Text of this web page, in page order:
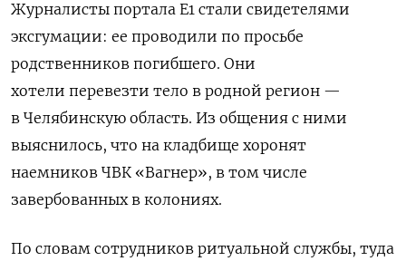
Журналисты портала E1 стали свидетелями
эксгумации: ее проводили по просьбе
родственников погибшего. Они
хотели перевезти тело в родной регион —
в Челябинскую область. Из общения с ними
выяснилось, что на кладбище хоронят
наемников ЧВК «Вагнер», в том числе
завербованных в колониях.
По словам сотрудников ритуальной службы, туда